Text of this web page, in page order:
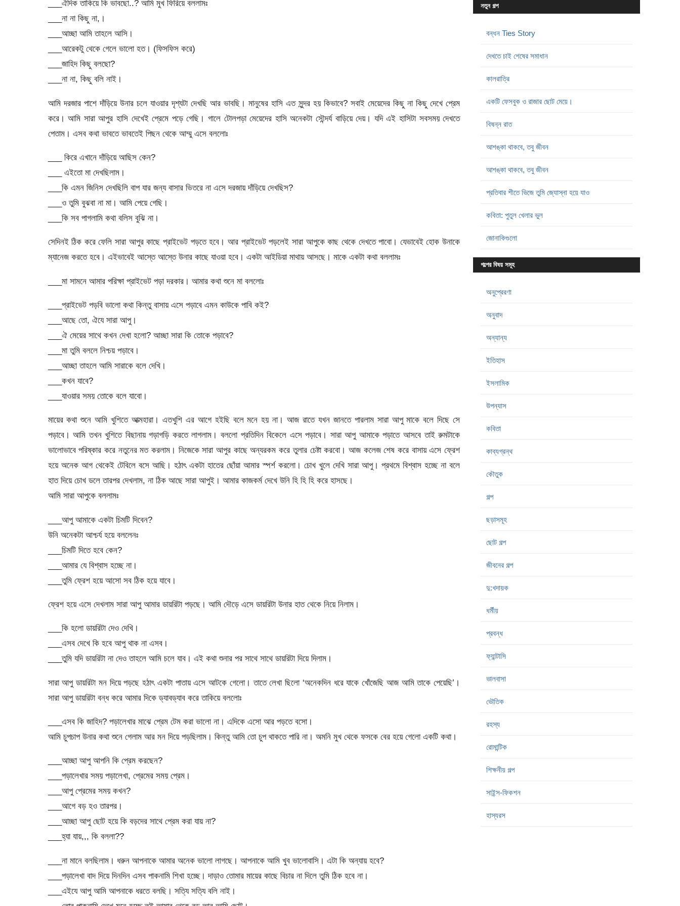
___ঐদিক তাকিয়ে কি ভাবছো..? আমি মুখ ফিরিয়ে বললামঃ
___না না কিছু না,।
___আচ্ছা আমি তাহলে আসি।
___আরেকটু থেকে গেলে ভালো হত। (ফিসফিস করে)
___জাহিদ কিছু বলছো?
___না না, কিছু বলি নাই।
আমি দরজার পাশে দাঁড়িয়ে উনার চলে যাওয়ার দৃশ্যটা দেখছি আর ভাবছি। মানুষের হাসি এত সুন্দর হয় কিভাবে? সবাই মেয়েদের কিছু না কিছু দেখে প্রেম
করে। আমি সারা আপুর হাসি দেখেই প্রেমে পড়ে গেছি। গালে টোলপড়া মেয়েদের হাসি অনেকটা সৌন্দর্য বাড়িয়ে দেয়। যদি এই হাসিটা সবসময় দেখতে
পেতাম। এসব কথা ভাবতে ভাবতেই পিছন থেকে আম্মু এসে বললোঃ
___ কিরে এখানে দাঁড়িয়ে আছিস কেন?
___ এইতো মা দেখছিলাম।
___কি এমন জিনিস দেখছিলি বাপ যার জন্য বাসার ভিতরে না এসে দরজায় দাঁড়িয়ে দেখছিস?
___ও তুমি বুঝবা না মা। আমি পেয়ে গেছি।
___কি সব পাগলামি কথা বলিস বুঝি না।
সেদিনই ঠিক করে ফেলি সারা আপুর কাছে প্রাইভেট পড়তে হবে। আর প্রাইভেট পড়লেই সারা আপুকে কাছ থেকে দেখতে পাবো। যেভাবেই হোক উনাকে
ম্যানেজ করতে হবে। এইভাবেই আস্তে আস্তে উনার কাছে যাওয়া হবে। একটা আইডিয়া মাথায় আসছে। মাকে একটা কথা বললামঃ
___মা সামনে আমার পরিক্ষা প্রাইভেট পড়া দরকার। আমার কথা শুনে মা বললোঃ
___প্রাইভেট পড়বি ভালো কথা কিন্তু বাসায় এসে পড়াবে এমন কাউকে পাবি কই?
___আছে তো, ঐযে সারা আপু।
___ঐ মেয়ের সাথে কখন দেখা হলো? আচ্ছা সারা কি তোকে পড়াবে?
___মা তুমি বললে নিশ্চয় পড়াবে।
___আচ্ছা তাহলে আমি সারাকে বলে দেখি।
___কখন যাবে?
___যাওয়ার সময় তোকে বলে যাবো।
মায়ের কথা শুনে আমি খুশিতে আত্মহারা। এতখুশি এর আগে হইছি বলে মনে হয় না। আজ রাতে যখন জানতে পারলাম সারা আপু মাকে বলে দিছে সে
পড়াবে। আমি তখন খুশিতে বিছানায় গড়াগড়ি করতে লাগলাম। বললো প্রতিদিন বিকেলে এসে পড়াবে। সারা আপু আমাকে পড়াতে আসবে তাই রুমটাকে
ভালোভাবে পরিষ্কার করে নতুনের মত করলাম। নিজেকে সারা আপুর কাছে অন্যরকম করে তুলার চেষ্টা করবো। আজ কলেজ শেষ করে বাসায় এসে ফ্রেশ
হয়ে অনেক আগ থেকেই টেবিলে বসে আছি। হঠাৎ একটা হাতের ছোঁয়া আমার স্পর্শ করলো। চোখ খুলে দেখি সারা আপু। প্রথমে বিশ্বাস হচ্ছে না বলে
হাত দিয়ে চোখ ডলে তারপর দেখলাম, না ঠিক আছে সারা আপুই। আমার কাজকর্ম দেখে উনি হি হি হি করে হাসছে।
আমি সারা আপুকে বললামঃ
___আপু আমাকে একটা চিমটি দিবেন?
উনি অনেকটা আশ্চর্য হয়ে বললেনঃ
___চিমটি দিতে হবে কেন?
___আমার যে বিশ্বাস হচ্ছে না।
___তুমি ফ্রেশ হয়ে আসো সব ঠিক হয়ে যাবে।
ফ্রেশ হয়ে এসে দেখলাম সারা আপু আমার ডায়রিটা পড়ছে। আমি দৌড়ে এসে ডায়রিটা উনার হাত থেকে নিয়ে নিলাম।
___কি হলো ডায়রিটা দেও দেখি।
___এসব দেখে কি হবে আপু থাক না এসব।
___তুমি যদি ডায়রিটা না দেও তাহলে আমি চলে যাব। এই কথা শুনার পর সাথে সাথে ডায়রিটা দিয়ে দিলাম।
সারা আপু ডায়রিটা মন দিয়ে পড়ছে হঠাৎ একটা পাতায় এসে আটকে গেলো। তাতে লেখা ছিলো ‘অনেকদিন ধরে যাকে খোঁজেছি আজ আমি তাকে পেয়েছি’।
সারা আপু ডায়রিটা বন্ধ করে আমার দিকে ড্যাবড্যাব করে তাকিয়ে বললোঃ
___এসব কি জাহিদ? পড়ালেখার মাঝে প্রেম টেম করা ভালো না। এদিকে এসো আর পড়তে বসো।
আমি চুপচাপ উনার কথা শুনে গেলাম আর মন দিয়ে পড়ছিলাম। কিন্তু আমি তো চুপ থাকতে পারি না। অমনি মুখ থেকে ফসকে বের হয়ে গেলো একটি কথা।
___আচ্ছা আপু আপনি কি প্রেম করছেন?
___পড়ালেখার সময় পড়ালেখা, প্রেমের সময় প্রেম।
___আপু প্রেমের সময় কখন?
___আগে বড় হও তারপর।
___আচ্ছা আপু ছোট হয়ে কি বড়দের সাথে প্রেম করা যায় না?
___হ্যা যায়,,, কি বললা??
___না মানে বলছিলাম। ধরুন আপনাকে আমার অনেক ভালো লাগছে। আপনাকে আমি খুব ভালোবাসি। এটা কি অন্যায় হবে?
___পড়ালেখা বাদ দিয়ে দিনদিন এসব পাকনামি শিখা হচ্ছে। দাড়াও তোমার মায়ের কাছে বিচার না দিলে তুমি ঠিক হবে না।
___এইযে আপু আমি আপনাকে ধরতে বলছি। সত্যি সত্যি বলি নাই।
নতুন গল্প
বন্ধন Ties Story
দেখতে চাই শেষের সমাধান
কালরাত্রি
একটি ফেসবুক ও রাজার ছোট মেয়ে।
বিষন্ন রাত
আশঙ্কা থাকবে, তবু জীবন
আশঙ্কা থাকবে, তবু জীবন
প্রতিবার শীতে ভিজে তুমি জ্যোস্না হয়ে যাও
কবিতা: পুতুল খেলার ভুল
জোনাকিগুলো
গল্পের বিষয় সমূহ
অনুপ্রেরণা
অনুবাদ
অন্যান্য
ইতিহাস
ইসলামিক
উপন্যাস
কবিতা
কাব্যগ্রন্থ
কৌতুক
গল্প
ছড়াসমূহ
ছোট গল্প
জীবনের গল্প
দু:খদায়ক
ধর্মীয়
প্রবন্ধ
ফ্যান্টাসি
ভালবাসা
ভৌতিক
রহস্য
রোমান্টিক
শিক্ষনীয় গল্প
সাইন্স-ফিকশন
হাস্যরস